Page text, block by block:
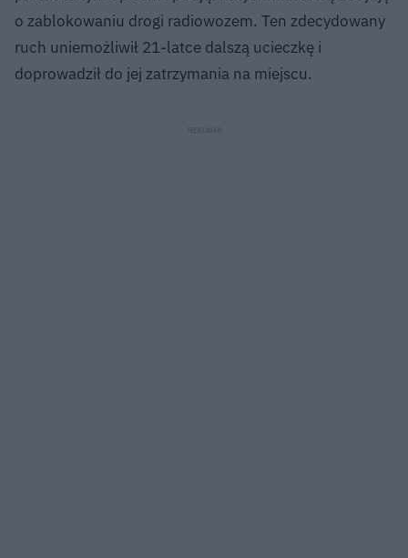
o zablokowaniu drogi radiowozem. Ten zdecydowany
ruch uniemożliwił 21-latce dalszą ucieczkę i
doprowadził do jej zatrzymania na miejscu.